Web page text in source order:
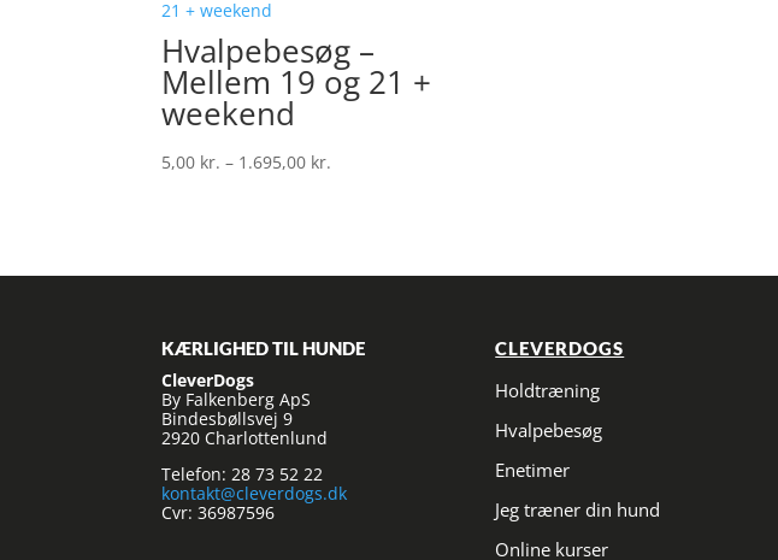
Hvalpebesøg –
Mellem 19 og 21 +
weekend
5,00 kr. – 1.695,00 kr.
KÆRLIGHED TIL HUNDE
CleverDogs
By Falkenberg ApS
Bindesbøllsvej 9
2920 Charlottenlund
Telefon: 28 73 52 22
kontakt@cleverdogs.dk
Cvr: 36987596
CLEVERDOGS
Holdtræning
Hvalpebesøg
Enetimer
Jeg træner din hund
Online kurser